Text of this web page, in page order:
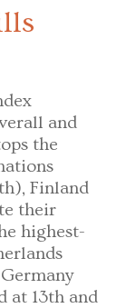
and
the
Finland
their
highest-
at 13th and